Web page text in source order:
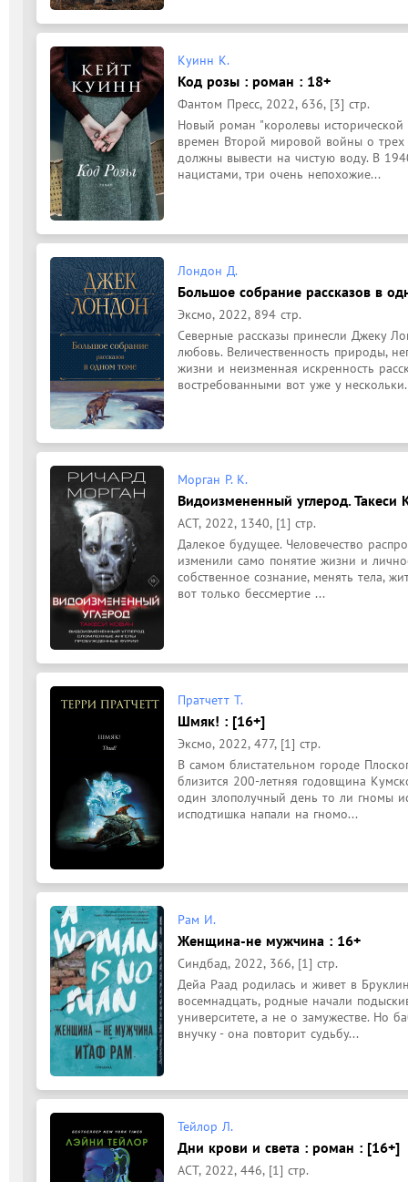
Куинн К.
Код розы : роман : 18+
Фантом Пресс, 2022, 636, [3] стр.
Новый роман "королевы
времен Второй мировой войны о
должны вывести на чистую воду. В
нацистами, три очень непохожие...
Лондон Д.
Большое собрание рассказов в
Эксмо, 2022, 894 стр.
Северные рассказы принесли Джеку
любовь. Величественность природы,
жизни и неизменная искренность
востребованными вот уже у
Морган Р. К.
Видоизмененный углерод. Такеси
АСТ, 2022, 1340, [1] стр.
Далекое будущее. Человечество
изменили само понятие жизни и
собственное сознание, менять тела,
вот только бессмертие ...
Пратчетт Т.
Шмяк! : [16+]
Эксмо, 2022, 477, [1] стр.
В самом блистательном городе
близится 200-летняя годовщина
один злополучный день то ли гномы
исподтишка напали на гномо...
Рам И.
Женщина-не мужчина : 16+
Синдбад, 2022, 366, [1] стр.
Дейа Раад родилась и живет в
восемнадцать, родные начали
университете, а не о замужестве. Но
внучку - она повторит судьбу...
Тейлор Л.
Дни крови и света : роман : [16+]
АСТ, 2022, 446, [1] стр.